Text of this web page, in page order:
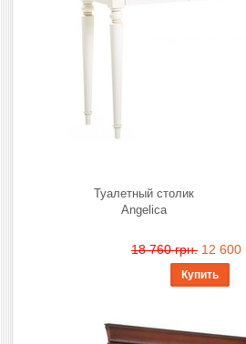
Туалетный столик
Angelica
18 760 грн. 12 600
Купить